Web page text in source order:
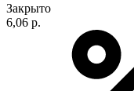
Закрыто
6,06 р.